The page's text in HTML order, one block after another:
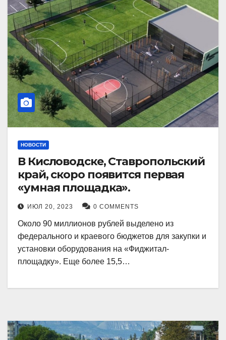
НОВОСТИ
В Кисловодске, Ставропольский
край, скоро появится первая
«умная площадка».
ИЮЛ 20, 2023 0 COMMENTS
Около 90 миллионов рублей выделено из
федерального и краевого бюджетов для закупки и
установки оборудования на «Фиджитал-
площадку». Еще более 15,5…